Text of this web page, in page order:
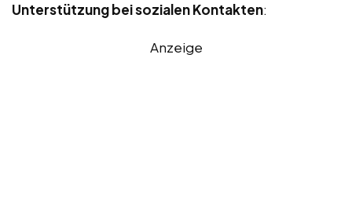
Unterstützung bei sozialen Kontakten:
Anzeige